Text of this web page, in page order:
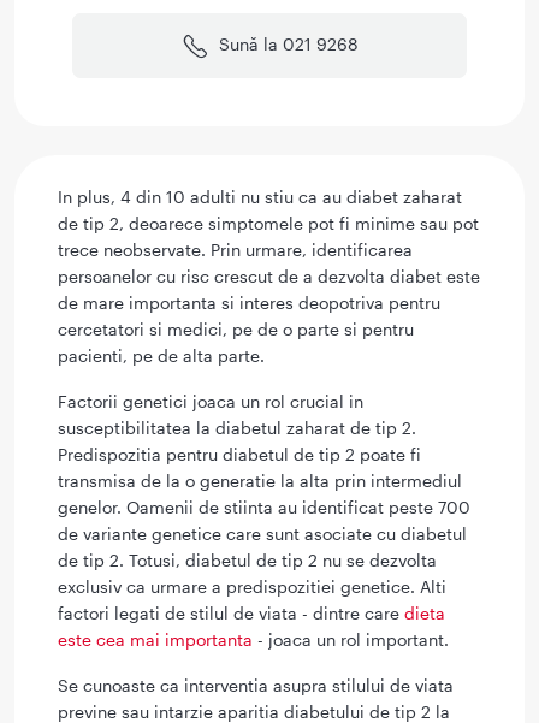
Sună la 021 9268
In plus, 4 din 10 adulti nu stiu ca au diabet zaharat
de tip 2, deoarece simptomele pot fi minime sau pot
trece neobservate. Prin urmare, identificarea
persoanelor cu risc crescut de a dezvolta diabet este
de mare importanta si interes deopotriva pentru
cercetatori si medici, pe de o parte si pentru
pacienti, pe de alta parte.
Factorii genetici joaca un rol crucial in
susceptibilitatea la diabetul zaharat de tip 2.
Predispozitia pentru diabetul de tip 2 poate fi
transmisa de la o generatie la alta prin intermediul
genelor. Oamenii de stiinta au identificat peste 700
de variante genetice care sunt asociate cu diabetul
de tip 2. Totusi, diabetul de tip 2 nu se dezvolta
exclusiv ca urmare a predispozitiei genetice. Alti
factori legati de stilul de viata - dintre care dieta
este cea mai importanta - joaca un rol important.
Se cunoaste ca interventia asupra stilului de viata
previne sau intarzie aparitia diabetului de tip 2 la